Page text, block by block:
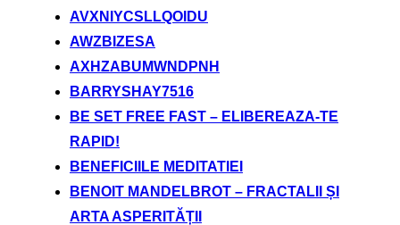
AVXNIYCSLLQOIDU
AWZBIZESA
AXHZABUMWNDPNH
BARRYSHAY7516
BE SET FREE FAST – ELIBEREAZA-TE
RAPID!
BENEFICIILE MEDITATIEI
BENOIT MANDELBROT – FRACTALII ȘI
ARTA ASPERITĂȚII